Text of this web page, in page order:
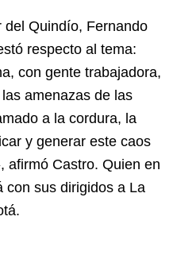
del Quindío, Fernando
respecto al tema:
con gente trabajadora,
amenazas de las
a la cordura, la
y generar este caos
afirmó Castro. Quien en
con sus dirigidos a La